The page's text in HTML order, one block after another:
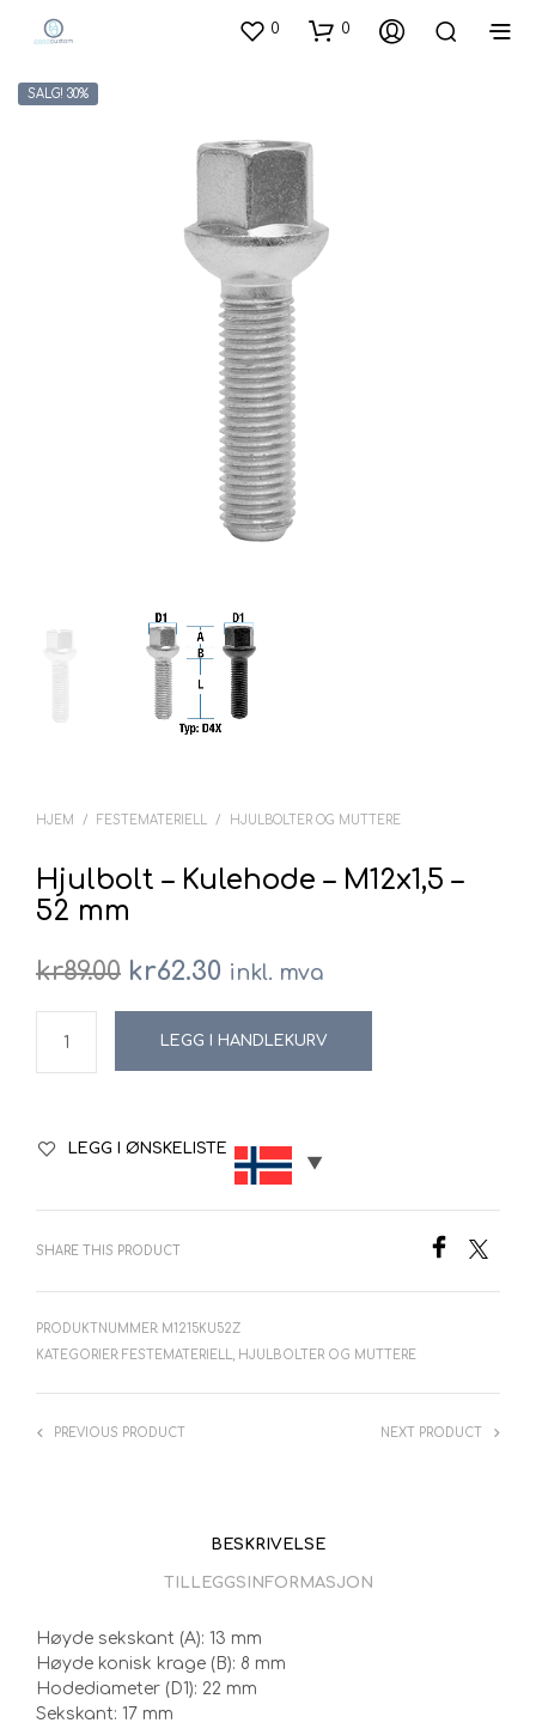
0 0
SALG! 30%
HJEM / FESTEMATERIELL / HJULBOLTER OG MUTTERE
Hjulbolt – Kulehode – M12x1,5 –
52 mm
kr89.00 Opprinnelig
pris
var:
kr62.30 Nåværende
pris
er:
inkl. mva
LEGG I HANDLEKURV
LEGG I ØNSKELISTE
SHARE THIS PRODUCT
PRODUKTNUMMER: M1215KU52Z
KATEGORIER: FESTEMATERIELL, HJULBOLTER OG MUTTERE
PREVIOUS PRODUCT NEXT PRODUCT
BESKRIVELSE
TILLEGGSINFORMASJON
Høyde sekskant (A): 13 mm
Høyde konisk krage (B): 8 mm
Hodediameter (D1): 22 mm
Sekskant: 17 mm